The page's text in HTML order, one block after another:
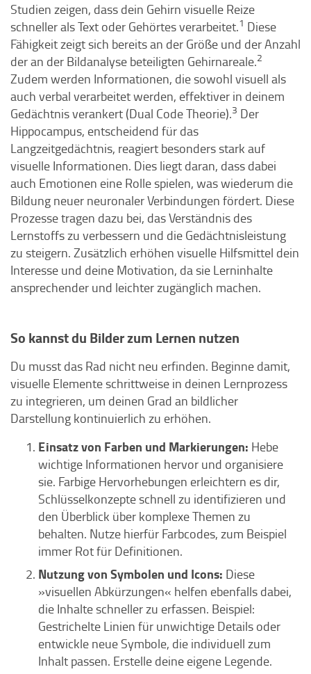
Studien zeigen, dass dein Gehirn visuelle Reize
schneller als Text oder Gehörtes verarbeitet.1 Diese
Fähigkeit zeigt sich bereits an der Größe und der Anzahl
der an der Bildanalyse beteiligten Gehirnareale.2
Zudem werden Informationen, die sowohl visuell als
auch verbal verarbeitet werden, effektiver in deinem
Gedächtnis verankert (Dual Code Theorie).3 Der
Hippocampus, entscheidend für das
Langzeitgedächtnis, reagiert besonders stark auf
visuelle Informationen. Dies liegt daran, dass dabei
auch Emotionen eine Rolle spielen, was wiederum die
Bildung neuer neuronaler Verbindungen fördert. Diese
Prozesse tragen dazu bei, das Verständnis des
Lernstoffs zu verbessern und die Gedächtnisleistung
zu steigern. Zusätzlich erhöhen visuelle Hilfsmittel dein
Interesse und deine Motivation, da sie Lerninhalte
ansprechender und leichter zugänglich machen.
So kannst du Bilder zum Lernen nutzen
Du musst das Rad nicht neu erfinden. Beginne damit,
visuelle Elemente schrittweise in deinen Lernprozess
zu integrieren, um deinen Grad an bildlicher
Darstellung kontinuierlich zu erhöhen.
Einsatz von Farben und Markierungen: Hebe
wichtige Informationen hervor und organisiere
sie. Farbige Hervorhebungen erleichtern es dir,
Schlüsselkonzepte schnell zu identifizieren und
den Überblick über komplexe Themen zu
behalten. Nutze hierfür Farbcodes, zum Beispiel
immer Rot für Definitionen.
Nutzung von Symbolen und Icons: Diese
»visuellen Abkürzungen« helfen ebenfalls dabei,
die Inhalte schneller zu erfassen. Beispiel:
Gestrichelte Linien für unwichtige Details oder
entwickle neue Symbole, die individuell zum
Inhalt passen. Erstelle deine eigene Legende.